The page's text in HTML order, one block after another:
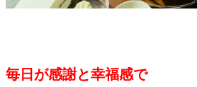
毎日が感謝と幸福感で